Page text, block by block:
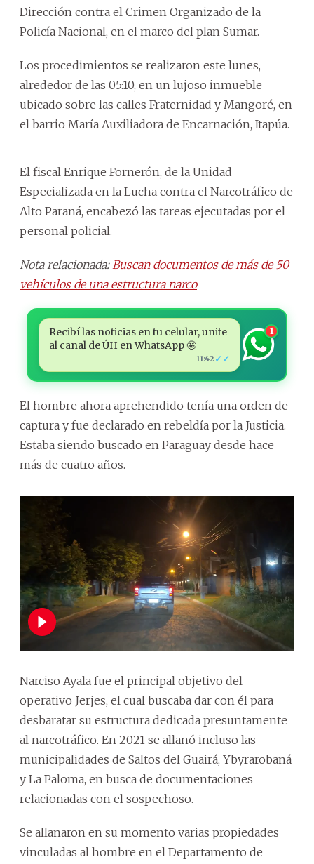
Dirección contra el Crimen Organizado de la
Policía Nacional, en el marco del plan Sumar.
Los procedimientos se realizaron este lunes,
alrededor de las 05:10, en un lujoso inmueble
ubicado sobre las calles Fraternidad y Mangoré, en
el barrio María Auxiliadora de Encarnación, Itapúa.
El fiscal Enrique Fornerón, de la Unidad
Especializada en la Lucha contra el Narcotráfico de
Alto Paraná, encabezó las tareas ejecutadas por el
personal policial.
Nota relacionada: Buscan documentos de más de 50
vehículos de una estructura narco
Recibí las noticias en tu celular, unite
al canal de ÚH en WhatsApp 🤩
11:42 ✓✓
1
El hombre ahora aprehendido tenía una orden de
captura y fue declarado en rebeldía por la Justicia.
Estaba siendo buscado en Paraguay desde hace
más de cuatro años.
Narciso Ayala fue el principal objetivo del
operativo Jerjes, el cual buscaba dar con él para
desbaratar su estructura dedicada presuntamente
al narcotráfico. En 2021 se allanó incluso las
municipalidades de Saltos del Guairá, Ybyrarobaná
y La Paloma, en busca de documentaciones
relacionadas con el sospechoso.
Se allanaron en su momento varias propiedades
vinculadas al hombre en el Departamento de